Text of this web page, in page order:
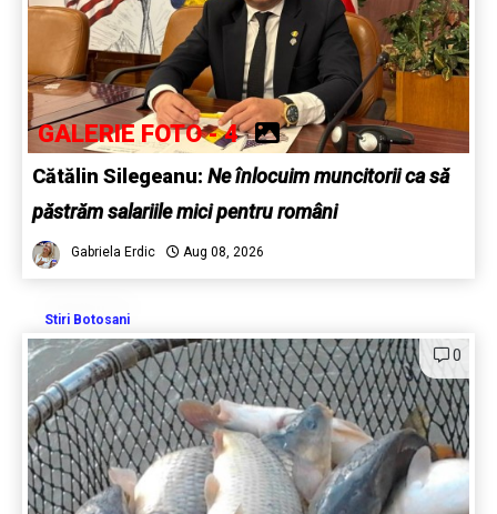
GALERIE FOTO - 4
Cătălin Silegeanu: Ne înlocuim muncitorii ca să
păstrăm salariile mici pentru români
Gabriela Erdic Aug 08, 2026
Stiri Botosani
0